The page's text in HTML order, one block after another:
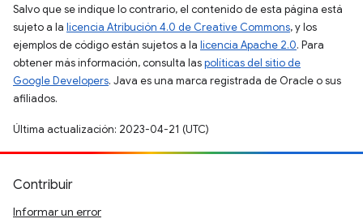
Salvo que se indique lo contrario, el contenido de esta página está
sujeto a la licencia Atribución 4.0 de Creative Commons, y los
ejemplos de código están sujetos a la licencia Apache 2.0. Para
obtener más información, consulta laspolíticas del sitio de
Google Developers. Java es una marca registrada de Oracle o sus
afiliados.
Última actualización: 2023-04-21 (UTC)
Contribuir
Informar un error